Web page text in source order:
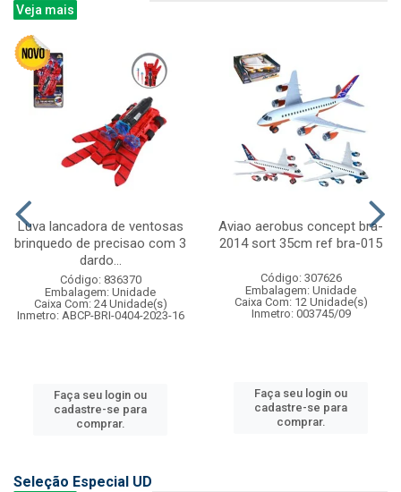
Veja mais
Luva lancadora de ventosas
brinquedo de precisao com 3
dardo...
Código: 836370
Embalagem: Unidade
Caixa Com: 24 Unidade(s)
Inmetro: ABCP-BRI-0404-2023-16
Faça seu login ou
cadastre-se para
comprar.
Aviao aerobus concept bra-
2014 sort 35cm ref bra-015
Código: 307626
Embalagem: Unidade
Caixa Com: 12 Unidade(s)
Inmetro: 003745/09
Faça seu login ou
cadastre-se para
comprar.
Seleção Especial UD